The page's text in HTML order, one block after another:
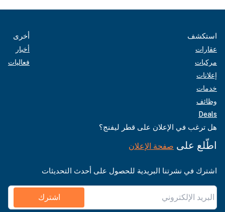
استكشف
عقارات
مركبات
إعلانات
خدمات
وظائف
Deals
أخرى
أخبار
فعاليات
هل ترغب في الإعلان على قطر ليفنج؟
اطّلع على صفحة الإعلان
اشترك في نشرتنا البريدية للحصول على أحدث التحديثات
اشترك